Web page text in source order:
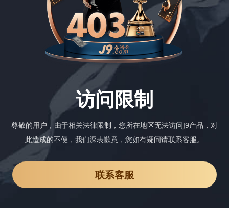
访问限制
尊敬的用户，由于相关法律限制，您所在地区无法访问J9产品，对
此造成的不便，我们深表歉意，您如有疑问请联系客服。
联系客服